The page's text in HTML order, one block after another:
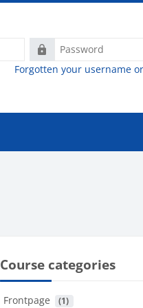
Password
Forgotten your username
Course categories
Frontpage (1)